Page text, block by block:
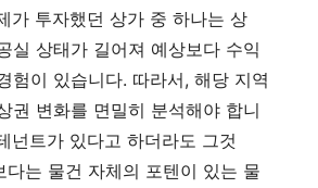
가 투자했던 상가 중 하나는 상
실 상태가 길어져 예상보다 수익
험이 있습니다. 따라서, 해당 지역
권 변화를 면밀히 분석해야 합니
넌트가 있다고 하더라도 그것
다는 물건 자체의 포텐이 있는 물